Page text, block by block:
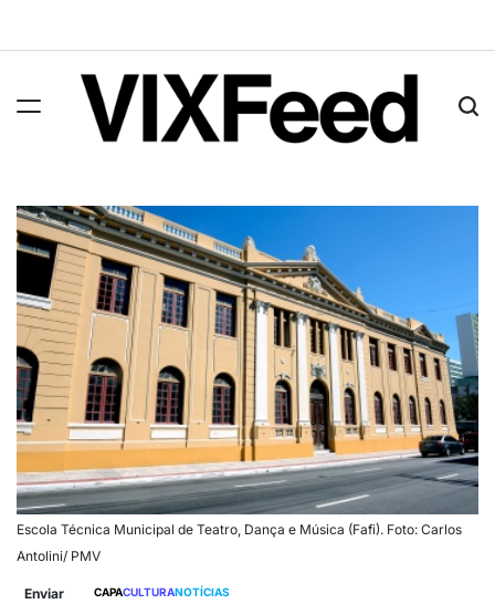
Escola Técnica Municipal de Teatro, Dança e Música (Fafi). Foto: Carlos
Antolini/ PMV
Enviar CAPACULTURANOTÍCIAS